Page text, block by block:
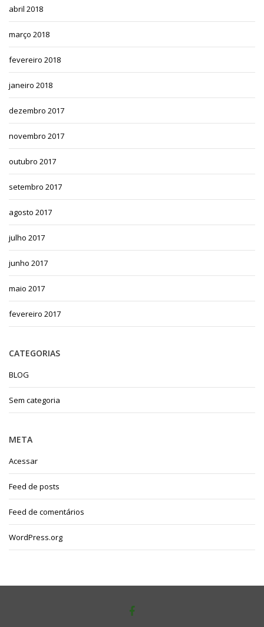
abril 2018
março 2018
fevereiro 2018
janeiro 2018
dezembro 2017
novembro 2017
outubro 2017
setembro 2017
agosto 2017
julho 2017
junho 2017
maio 2017
fevereiro 2017
CATEGORIAS
BLOG
Sem categoria
META
Acessar
Feed de posts
Feed de comentários
WordPress.org